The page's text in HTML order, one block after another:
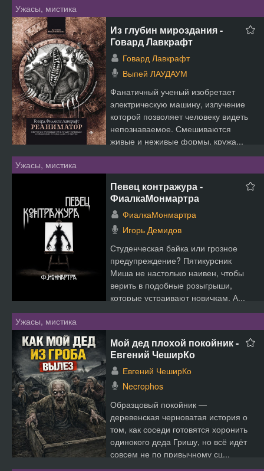
Ужасы, мистика
Из глубин мироздания -
Говард Лавкрафт
Говард Лавкрафт
Выпей ЛАУДАУМ
Фанатичный ученый изобретает
электрическую машину, излучение
которой позволяет человеку видеть
непознаваемое. Смешиваются
живые и неживые формы, кружа...
Ужасы, мистика
Певец контражура -
ФиалкаМонмартра
ФиалкаМонмартра
Игорь Демидов
Студенческая байка или грозное
предупреждение? Пятикурсник
Миша не настолько наивен, чтобы
верить в подобные розыгрыши,
которые устраивают новичкам. А...
Ужасы, мистика
Мой дед плохой покойник -
Евгений ЧеширКо
Евгений ЧеширКо
Necrophos
Образцовый покойник —
деревенская черноватая история о
том, как соседи готовятся хоронить
одинокого деда Гришу, но всё идёт
совсем не по привычному сц...